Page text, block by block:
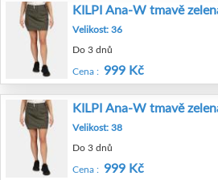
KILPI Ana-W tmavě
Velikost: 36
Do 3 dnů
Cena : 999 Kč
KILPI Ana-W tmavě
Velikost: 38
Do 3 dnů
Cena : 999 Kč